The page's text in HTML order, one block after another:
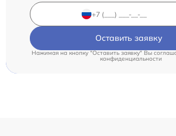
Оставить заявку
Нажимая на кнопку "Оставить заявку" Вы
конфиденциальности